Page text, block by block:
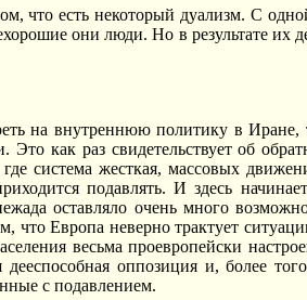
что есть некоторый дуализм. С
они люди. Но в результате их
на внутреннюю политику в Иране,
как раз свидетельствует об
система жесткая, массовых
подавлять. И здесь
оставляло очень много
что Европа неверно трактует
весьма проевропейски
дееспособная оппозиция и, более
с подавлением.